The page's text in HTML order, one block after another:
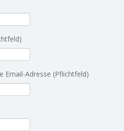
Email-Adresse (Pflichtfeld)